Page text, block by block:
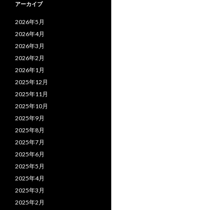
アーカイブ
2026年5月
2026年4月
2026年3月
2026年2月
2026年1月
2025年12月
2025年11月
2025年10月
2025年9月
2025年8月
2025年7月
2025年6月
2025年5月
2025年4月
2025年3月
2025年2月